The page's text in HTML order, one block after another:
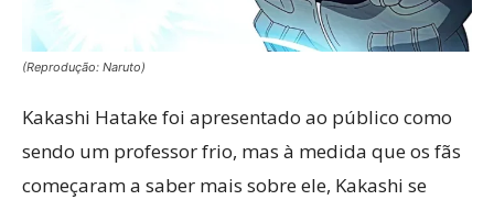
(Reprodução: Naruto)
Kakashi Hatake foi apresentado ao público como
sendo um professor frio, mas à medida que os fãs
começaram a saber mais sobre ele, Kakashi se